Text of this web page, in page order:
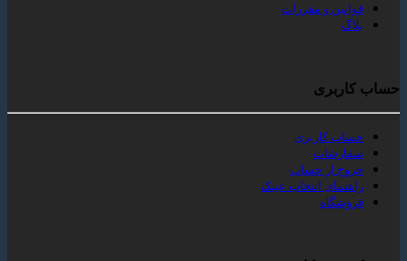
و مقررات
کاربری
از حساب
انتخاب عینک